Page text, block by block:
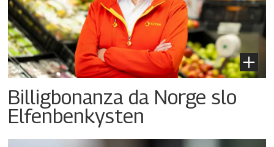
Billigbonanza da Norge slo
Elfenbenkysten